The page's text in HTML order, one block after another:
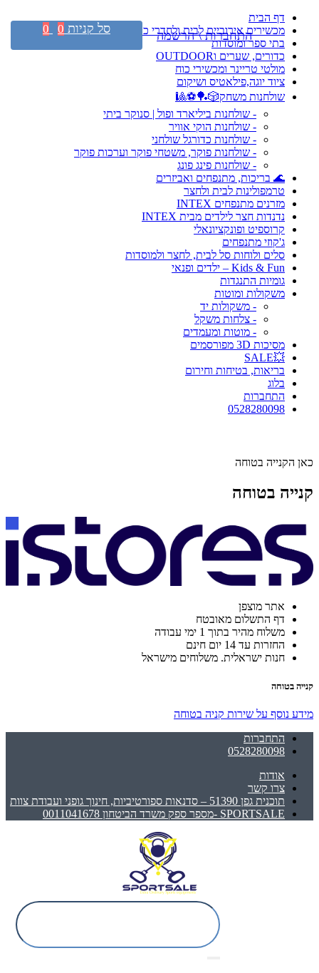
דף הבית
מכשירים אירוביים לבית ולחדרי כושר
בתי ספר ומוסדות
כדורים, שערים וOUTDOOR
מולטי טריינר ומכשירי כוח
ציוד יוגה,פילאטיס ושיקום
שולחנות משחק🎲🏓⚽🎱
- שולחנות ביליארד ופול | סנוקר ביתי
- שולחנות הוקי אוויר
- שולחנות כדורגל שולחני
- שולחנות פוקר, משטחי פוקר וערכות פוקר
- שולחנות פינג פונג
🌊 בריכות, מתנפחים ואביזרים
טרמפולינות לבית ולחצר
מזרנים מתנפחים INTEX
נדנדות חצר לילדים מבית INTEX
קרוספיט ופונקציונאלי
ג'קוזי מתנפחים
סלים ולוחות סל לבית, לחצר ולמוסדות
Kids & Fun – ילדים ופנאי
גומיות התנגדות
משקולות ומוטות
- משקולות יד
- צלחות משקל
- מוטות ומעמדים
מסיכות 3D מפורסמים
💥SALE
בריאות, בטיחות וחירום
בלוג
התחברות
0528280098
כאן הקנייה בטוחה
קנייה בטוחה
אתר מוצפן
דף התשלום מאובטח
משלוח מהיר בתוך 1 ימי עבודה
החזרות עד 14 יום חינם
חנות ישראלית. משלוחים מישראל
קנייה בטוחה
מידע נוסף על שירות קניה בטוחה
התחברות
0528280098
אודות
צרו קשר
תוכנית גפן 51390 – סדנאות ספורטיביות, חינוך גופני ועבודת צוות
SPORTSALE -מספר ספק משרד הביטחון 0011041678
התחברות \ הרשמה סל קניות 0
0